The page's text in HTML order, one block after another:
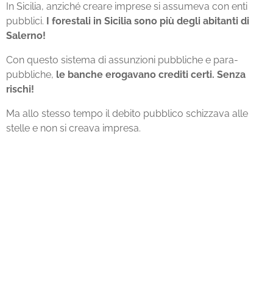
In Sicilia, anziché creare imprese si assumeva con enti
pubblici. I forestali in Sicilia sono più degli abitanti di
Salerno!
Con questo sistema di assunzioni pubbliche e para-
pubbliche, le banche erogavano crediti certi. Senza
rischi!
Ma allo stesso tempo il debito pubblico schizzava alle
stelle e non si creava impresa.